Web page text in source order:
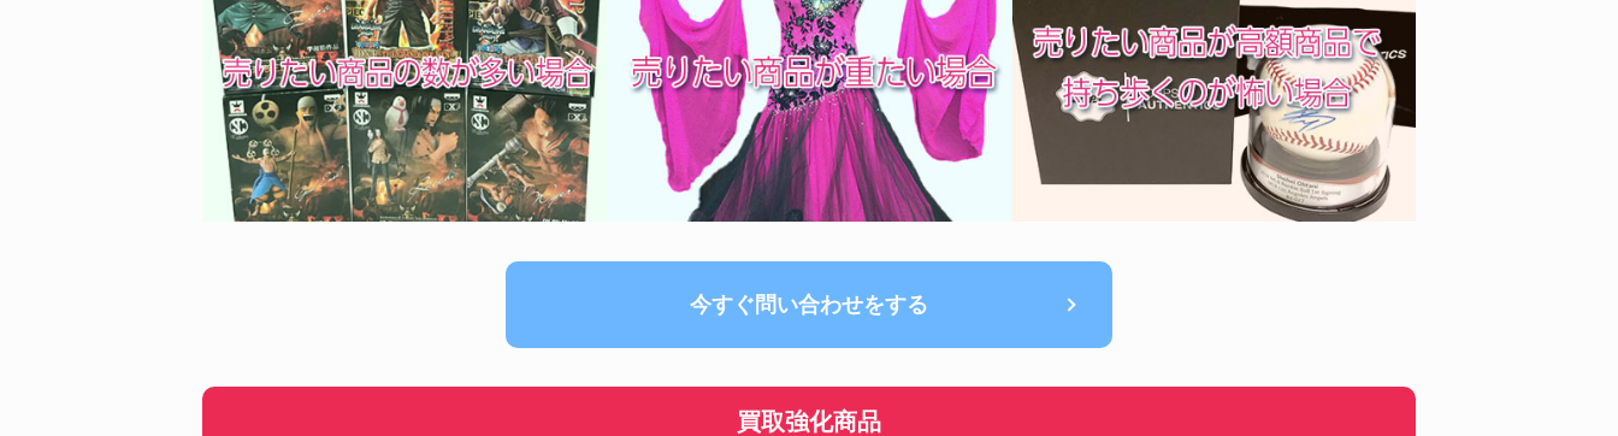
今すぐ問い合わせをする
買取強化商品